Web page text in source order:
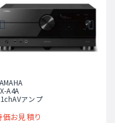
A4A
アンプ
価お見積り